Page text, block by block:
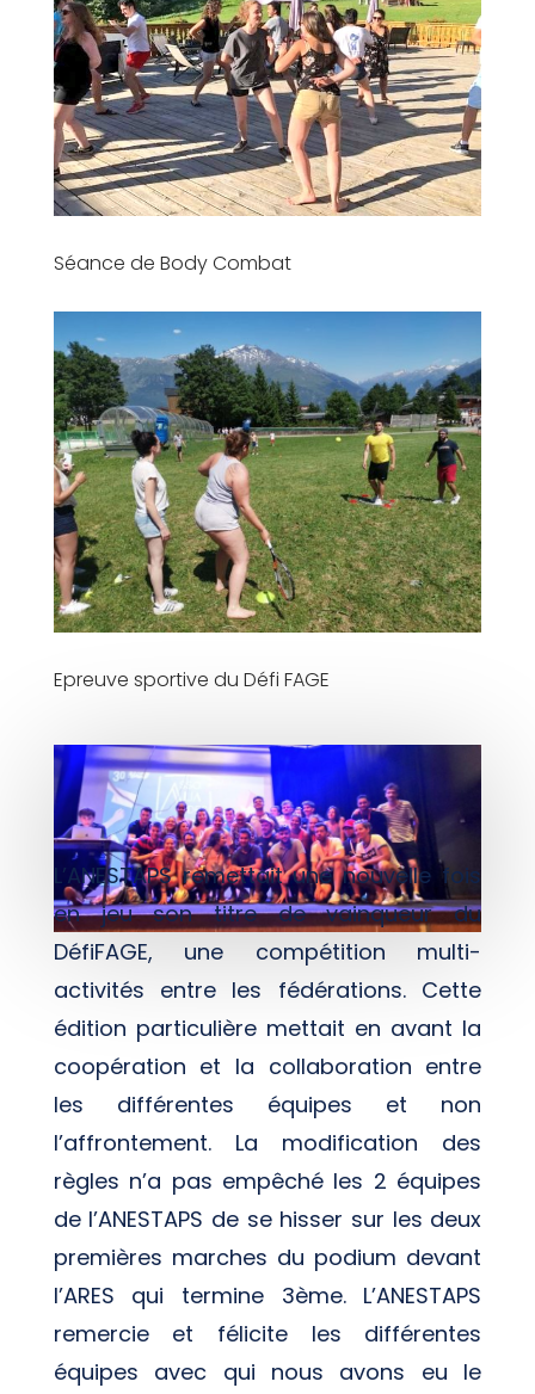
Séance de Body Combat
Epreuve sportive du Défi FAGE
L’ANESTAPS remettait une nouvelle fois
en jeu son titre de vainqueur du
DéfiFAGE, une compétition multi-
activités entre les fédérations. Cette
édition particulière mettait en avant la
coopération et la collaboration entre
les différentes équipes et non
l’affrontement. La modification des
règles n’a pas empêché les 2 équipes
de l’ANESTAPS de se hisser sur les deux
premières marches du podium devant
l’ARES qui termine 3ème. L’ANESTAPS
remercie et félicite les différentes
équipes avec qui nous avons eu le